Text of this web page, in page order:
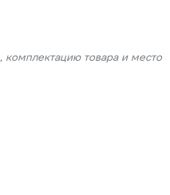
комплектацию товара и место